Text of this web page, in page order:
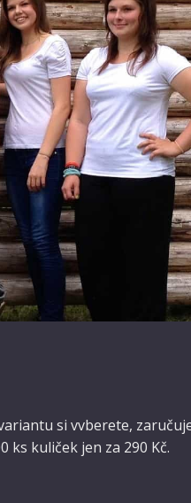
si vvberete,
ks kuliček jen za 290 Kč.